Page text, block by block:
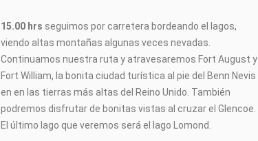
15.00 hrs seguimos por carretera bordeando el lagos,
viendo altas montañas algunas veces nevadas.
Continuamos nuestra ruta y atravesaremos Fort August y
Fort William, la bonita ciudad turística al pie del Benn Nevis
en en las tierras más altas del Reino Unido. También
podremos disfrutar de bonitas vistas al cruzar el Glencoe.
El último lago que veremos será el lago Lomond.